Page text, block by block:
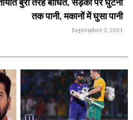
बुरी तरह बाधित, सड़कों पर घुटनों
तक पानी, मकानों में घुसा पानी
September 3, 2021